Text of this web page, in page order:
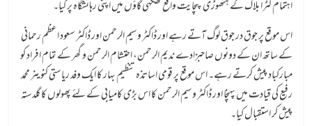
اہتمام کٹرا بلاک کے ہتھوڑی پنچایت واقع ٹھکہی گاؤں میں اپنی رہائشگاہ پر کیا۔
اس موقع پر جوق در جوق لوگ آتے رہے اور ڈاکٹر وسیم الرحمن اور ڈاکٹر سعود اعظم رحمانی
کے ساتھ ان کے دونوں صاحبزادے ندیم الرحمن، احتشام الرحمن و گھر کے تمام افراد کو
مبارکباد پیش کرتے رہے۔ اس موقع پر قومی اساتذہ تنظیم بہار کا ایک وفد ریاستی کنوینر محمد
رفیع کی قیادت میں پہنچا اور ڈاکٹر وسیم الرحمن کا اس بڑی کامیابی کے لئے پھولوں کا گلدستہ
پیش کر استقبال کیا۔